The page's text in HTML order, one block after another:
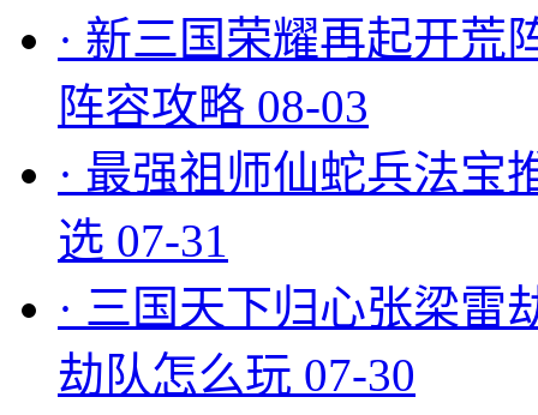
· 新三国荣耀再起开荒
阵容攻略 08-03
· 最强祖师仙蛇兵法宝
选 07-31
· 三国天下归心张梁雷
劫队怎么玩 07-30